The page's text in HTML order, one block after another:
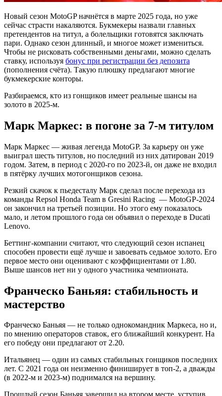
Новый сезон MotoGP начнётся в марте 2025 года, но уже
сейчас страсти накаляются. Букмекеры назвали главных
претендентов на титул, а болельщики готовятся заключать
пари. Однако сезон длинный, и многое может измениться.
Чтобы не рисковать собственными деньгами, можно сделать
ставку, используя бонус при регистрации без депозита
(пополнения счёта). Такую плюшку предлагают многие
букмекерские конторы.
Разбираемся, кто из гонщиков имеет реальные шансы на
золото в 2025-м.
Марк Маркес: в погоне за 7-м титулом
Марк Маркес — живая легенда MotoGP. За карьеру он уже
выиграл шесть титулов, но последний из них датирован 2019
годом. Затем, в период с 2020-го по 2023-й, он даже не входил
в пятёрку лучших мотогонщиков сезона.
Резкий скачок к пьедесталу Марк сделал после перехода из
команды Repsol Honda Team в Gresini Racing — MotoGP-2024
он закончил на третьей позиции. Но этого ему показалось
мало, и летом прошлого года он объявил о переходе в Ducati
Lenovo.
Беттинг-компании считают, что следующий сезон испанец
способен провести ещё лучше и завоевать седьмое золото. Его
первое место они оценивают с коэффициентами от 1.80.
Выше шансов нет ни у одного участника чемпионата.
Франческо Баньяя: стабильность и
мастерство
Франческо Баньяя — не только однокомандник Маркеса, но и,
по мнению операторов ставок, его ближайший конкурент. На
его победу они предлагают от 2.20.
Итальянец — один из самых стабильных гонщиков последних
лет. С 2021 года он неизменно финиширует в топ-2, а дважды
(в 2022-м и 2023-м) поднимался на вершину.